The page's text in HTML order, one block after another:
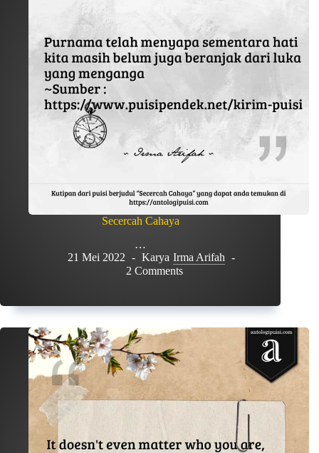
Secercah Cahaya
…
21 Mei 2022
Karya Irma Arifah
2 Comments